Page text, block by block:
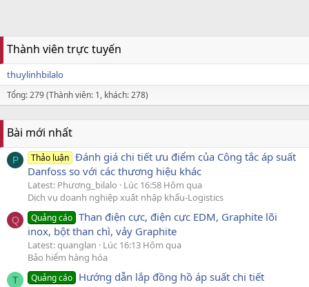
Thành viên trực tuyến
thuylinhbilalo
Tổng: 279 (Thành viên: 1, khách: 278)
Bài mới nhất
P Thảo luận Đánh giá chi tiết ưu điểm của Công tắc áp suất
Danfoss so với các thương hiệu khác
Latest: Phương_bilalo
Lúc 16:58 Hôm qua
Dịch vụ doanh nghiệp xuất nhập khẩu-Logistics
Q Quảng cáo Than điện cực, điện cực EDM, Graphite lõi
inox, bột than chì, vảy Graphite
Latest: quanglan
Lúc 16:13 Hôm qua
Bảo hiểm hàng hóa
T Quảng cáo Hướng dẫn lắp đồng hồ áp suất chi tiết